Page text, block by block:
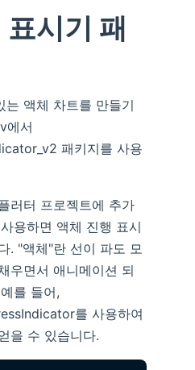
시기 패
는 액체 차트를 만들기
에서
패키지를 사용
러터 프로젝트에 추가
용하면 액체 진행 표시
. "액체"란 선이 파도 모
우면서 애니메이션 되
를 들어,
를 사용하여
을 수 있습니다.